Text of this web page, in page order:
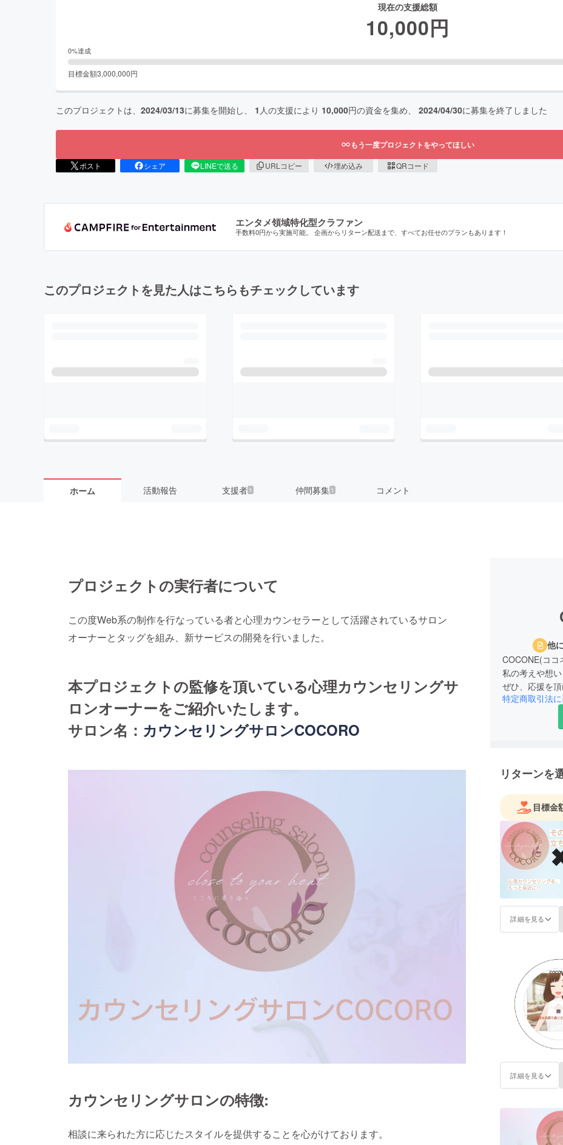
現在の支援総額
10,000円
0%達成
目標金額3,000,000円
このプロジェクトは、 2024/03/13に募集を開始し、 1 人の支援により 10,000円の資金を集め、 2024/04/30に募集を終了しました
もう一度プロジェクトをやってほしい
ポスト シェア LINEで送る URLコピー 埋め込み QRコード
エンタメ領域特化型クラファン
手数料0円から実施可能。 企画からリターン配送まで、すべてお任せのプランもあります！
このプロジェクトを見た人はこちらもチェックしています
ホーム 活動報告 支援者 1 仲間募集 1 コメント
プロジェクトの実行者について
この度Web系の制作を行なっている者と心理カウンセラーとして活躍されているサロン
オーナーとタッグを組み、新サービスの開発を行いました。
本プロジェクトの監修を頂いている心理カウンセリングサ
ロンオーナーをご紹介いたします。
サロン名： カウンセリングサロンCOCORO
カウンセリングサロンの特徴:
相談に来られた方に応じたスタイルを提供することを心がけております。
他
COCONE(ココ
私の考えや想
ぜひ、応援を頂
特定商取引法
リターンを
目標金
詳細を見る
詳細を見る